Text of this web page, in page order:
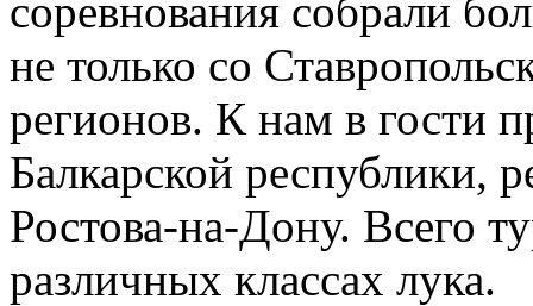
соревнования собрали
не только со
регионов. К нам в гости
Балкарской республики,
Ростова-на-Дону. Всего
различных классах лука.